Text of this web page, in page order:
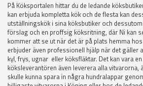
På Köksportalen hittar du de ledande
kan erbjuda kompletta kök och de flesta kan
utställningskök i sina köksbutiker och
förslag och en proffsig köksritning, där Ni kan
kommer att se ut när det är på plats hemma
erbjuder även professionell hjälp när det gäller
kyl, frys, ugnar eller köksfläktar. Det kan vara
köksleverantören även leverera alla vitvarorna,
skulle kunna spara in några hundralappar